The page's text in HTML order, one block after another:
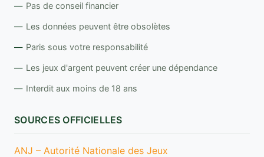
Pas de conseil financier
Les données peuvent être obsolètes
Paris sous votre responsabilité
Les jeux d'argent peuvent créer une dépendance
Interdit aux moins de 18 ans
SOURCES OFFICIELLES
ANJ – Autorité Nationale des Jeux